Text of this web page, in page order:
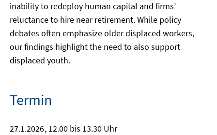
inability to redeploy human capital and firms’
reluctance to hire near retirement. While policy
debates often emphasize older displaced workers,
our findings highlight the need to also support
displaced youth.
Termin
27.1.2026, 12.00 bis 13.30 Uhr